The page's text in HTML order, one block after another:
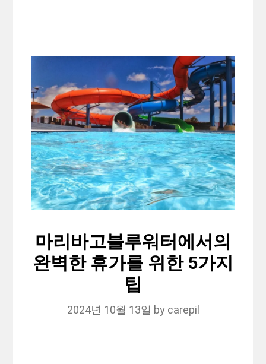
마리바고블루워터에서의
완벽한 휴가를 위한 5가지
팁
2024년 10월 13일 by carepil